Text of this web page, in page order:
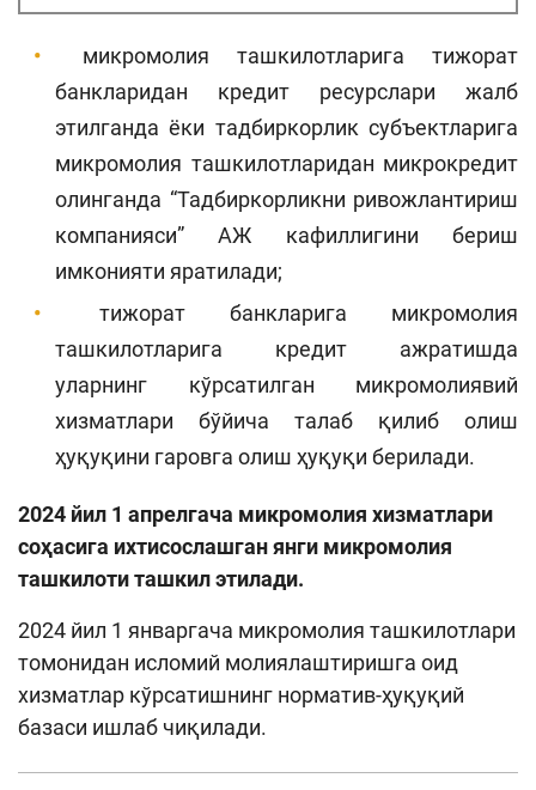
микромолия ташкилотларига тижорат
банкларидан кредит ресурслари жалб
этилганда ёки тадбиркорлик субъектларига
микромолия ташкилотларидан микрокредит
олинганда “Тадбиркорликни ривожлантириш
компанияси” АЖ кафиллигини бериш
имконияти яратилади;
тижорат банкларига микромолия
ташкилотларига кредит ажратишда
уларнинг кўрсатилган микромолиявий
хизматлари бўйича талаб қилиб олиш
ҳуқуқини гаровга олиш ҳуқуқи берилади.
2024 йил 1 апрелгача микромолия хизматлари
соҳасига ихтисослашган янги микромолия
ташкилоти ташкил этилади.
2024 йил 1 январгача микромолия ташкилотлари
томонидан исломий молиялаштиришга оид
хизматлар кўрсатишнинг норматив-ҳуқуқий
базаси ишлаб чиқилади.